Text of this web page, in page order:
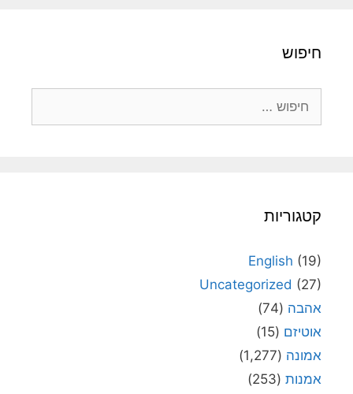
חיפוש
קטגוריות
English (19)
Uncategorized (27)
אהבה (74)
אוטיזם (15)
אמונה (1,277)
אמנות (253)